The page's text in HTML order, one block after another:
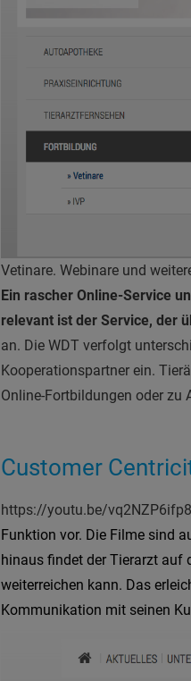
Vetinare. Webinare und
Ein rascher Online-Service
relevant ist der Service, der
an. Die WDT verfolgt
Kooperationspartner ein.
Online-Fortbildungen oder zu
Customer
https://youtu.be/vq2NZP6ifp8
Funktion vor. Die Filme sind
hinaus findet der Tierarzt auf
weiterreichen kann. Das
Kommunikation mit seinen